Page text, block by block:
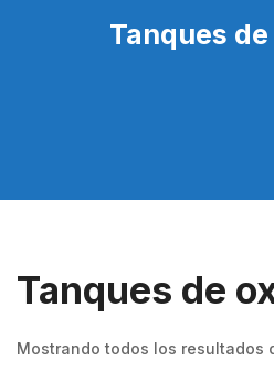
Tanques
Tanques de
Mostrando todos los resultados